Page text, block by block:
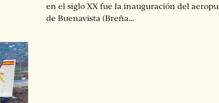
en el siglo XX fue la inauguración del
de Buenavista (Breña…